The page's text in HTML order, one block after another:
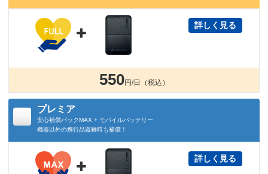

詳しく見る
550円/日（税込）
プレミア
安心補償パックMAX + モバイルバッテリー
機器以外の携行品盗難時も補償！

詳しく見る